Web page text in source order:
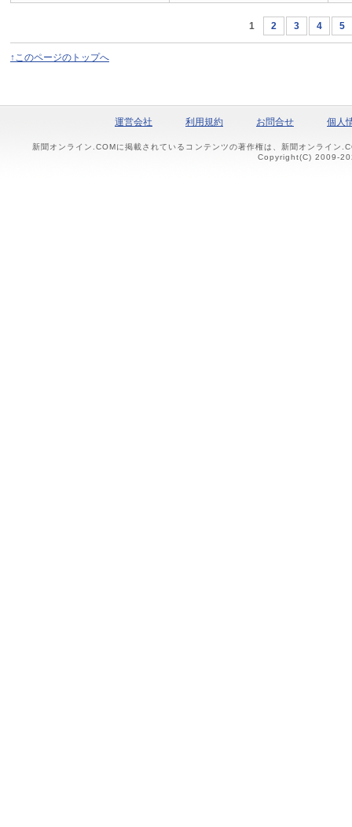
1 2 3 4 5
↑このページのトップへ
運営会社 利用規約 お問合せ 個人
新聞オンライン.COMに掲載されているコンテンツの著作権は、新聞オンライン
Copyright(C) 2009-